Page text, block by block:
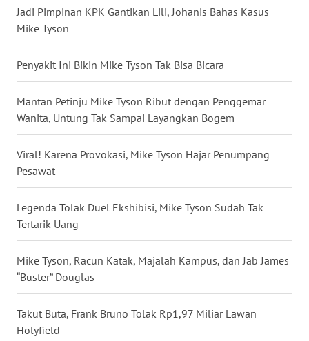
Jadi Pimpinan KPK Gantikan Lili, Johanis Bahas Kasus
Mike Tyson
Penyakit Ini Bikin Mike Tyson Tak Bisa Bicara
Mantan Petinju Mike Tyson Ribut dengan Penggemar
Wanita, Untung Tak Sampai Layangkan Bogem
Viral! Karena Provokasi, Mike Tyson Hajar Penumpang
Pesawat
Legenda Tolak Duel Ekshibisi, Mike Tyson Sudah Tak
Tertarik Uang
Mike Tyson, Racun Katak, Majalah Kampus, dan Jab James
“Buster” Douglas
Takut Buta, Frank Bruno Tolak Rp1,97 Miliar Lawan
Holyfield
WN
MALUKU
WN
TOBA
NIAS
WN
LANGKAT